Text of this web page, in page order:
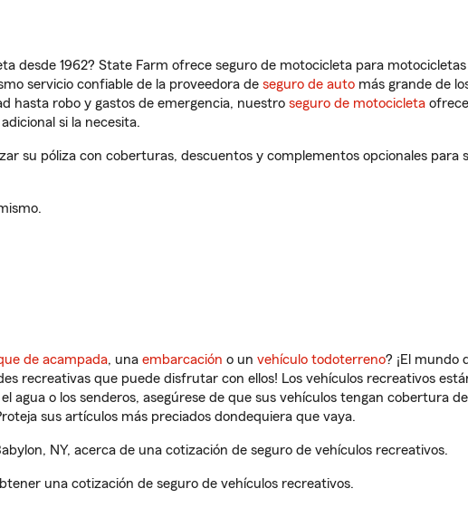
desde 1962? State Farm ofrece seguro de motocicleta para
servicio confiable de la proveedora de seguro de auto más grande de
hasta robo y gastos de emergencia, nuestro seguro de motocicleta ofrece
si la necesita.
su póliza con coberturas, descuentos y complementos opcionales para
de acampada, una embarcación o un vehículo todoterreno? ¡El mundo
recreativas que puede disfrutar con ellos! Los vehículos recreativos
agua o los senderos, asegúrese de que sus vehículos tengan cobertura
sus artículos más preciados dondequiera que vaya.
NY, acerca de una cotización de seguro de vehículos recreativos.
una cotización de seguro de vehículos recreativos.